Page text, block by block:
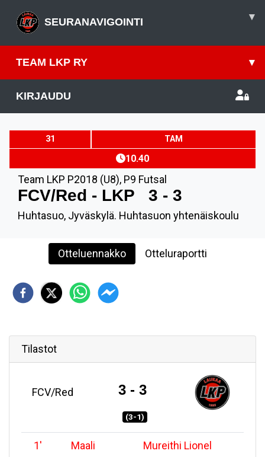
SEURANAVIGOINTI ▾
TEAM LKP RY ▾
KIRJAUDU
31 TAM
10.40
Team LKP P2018 (U8), P9 Futsal
FCV/Red - LKP 3 - 3
Huhtasuo, Jyväskylä. Huhtasuon yhtenäiskoulu
Otteluennakko Otteluraportti
Tilastot
FCV/Red 3 - 3
(3-1)
1' Maali Mureithi Lionel